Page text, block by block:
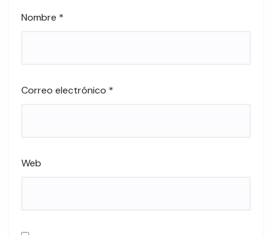
Nombre *
Correo electrónico *
Web